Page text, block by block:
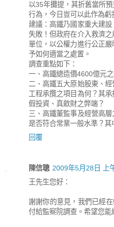
以35年攤提，其折舊當所
行為，今日豈可以此作為虧
建議：高鐵乃國家重大建
失敗！但政府在介入救濟
單位，以公權力進行公正
予如何適當之處置。
調查重點如下：
一、高鐵總造價4600億元
二、高鐵五大原始股東、
工程承攬之項目為何？其
假投資、真斂財之弊端？
三、高鐵董監事及經營高
是否符合常業一般水準？其
回覆
陳信聰 2009年5月28日 上
王先生您好：
謝謝你的意見，我們已經
付給監察院調查。希望您能